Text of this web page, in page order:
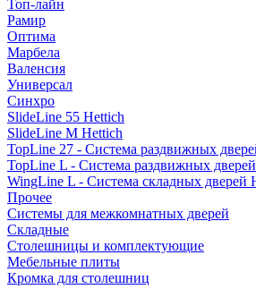
Топ-лайн
Рамир
Оптима
Марбела
Валенсия
Универсал
Синхро
SlideLine 55 Hettich
SlideLine M Hettich
TopLine 27 - Система раздвижных
TopLine L - Система раздвижных
WingLine L - Система складных дверей
Прочее
Системы для межкомнатных дверей
Складные
Столешницы и комплектующие
Мебельные плиты
Кромка для столешниц